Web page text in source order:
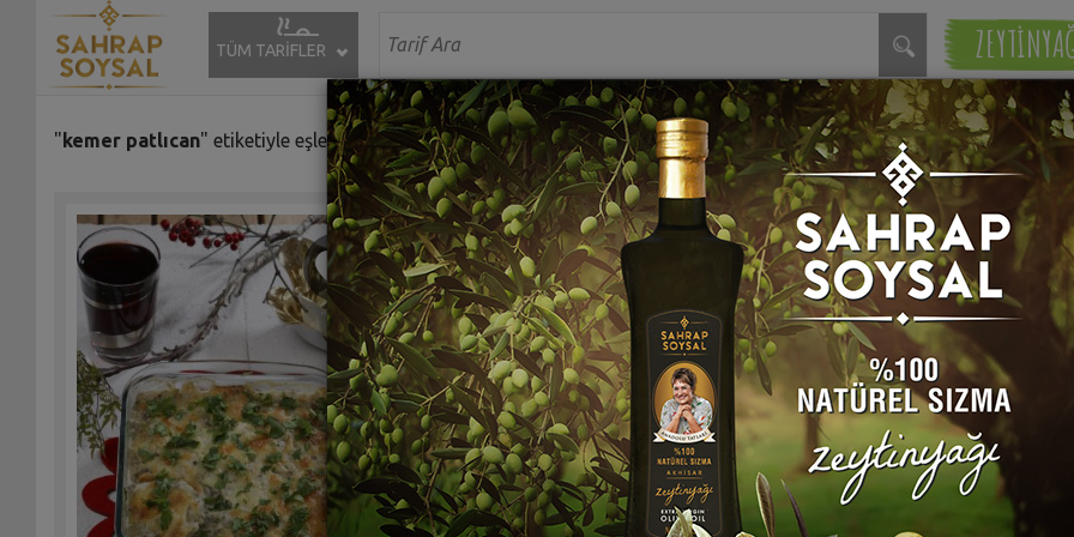
TÜM TARİFLER
" kemer patlıcan" etiketiyle eşleşen (15) tarif bulundu.
Pürlezzet Tarifi
Sahrap Soysal
(0)
Tavuk Kıymalı